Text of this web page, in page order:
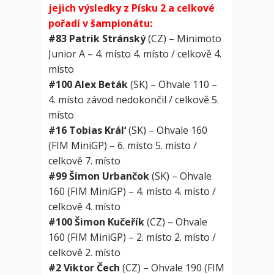
jejich výsledky z Písku 2 a celkové
pořadí v šampionátu:
#83 Patrik Stránský(CZ) – Minimoto
Junior A – 4. místo 4. místo / celkově 4.
místo
#100 Alex Beták(SK) – Ohvale 110 –
4. místo závod nedokončil / celkově 5.
místo
#16 Tobias Král‘(SK) – Ohvale 160
(FIM MiniGP) – 6. místo 5. místo /
celkově 7. místo
#99 Šimon Urbančok(SK) – Ohvale
160 (FIM MiniGP) – 4. místo 4. místo /
celkově 4. místo
#100 Šimon Kučeřík(CZ) – Ohvale
160 (FIM MiniGP) – 2. místo 2. místo /
celkově 2. místo
#2 Viktor Čech (CZ) – Ohvale 190 (FIM